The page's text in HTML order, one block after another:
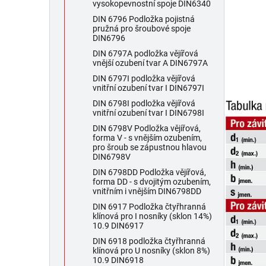
vysokopevnostní spoje DIN6340
DIN 6796 Podložka pojistná
pružná pro šroubové spoje
DIN6796
DIN 6797A podložka vějířová
vnější ozubení tvar A DIN6797A
DIN 6797I podložka vějířová
vnitřní ozubení tvar I DIN6797I
DIN 6798I podložka vějířová
vnitřní ozubení tvar I DIN6798I
DIN 6798V Podložka vějířová,
forma V - s vnějším ozubením,
pro šroub se zápustnou hlavou
DIN6798V
DIN 6798DD Podložka vějířová,
forma DD - s dvojitým ozubením,
vnitřním i vnějším DIN6798DD
DIN 6917 Podložka čtyřhranná
klínová pro I nosníky (sklon 14%)
10.9 DIN6917
DIN 6918 podložka čtyřhranná
klínová pro U nosníky (sklon 8%)
10.9 DIN6918